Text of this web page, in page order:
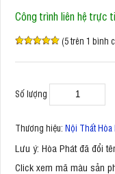
Công trình liên hệ trực
(5 trên 1 bình
Số lượng
Thương hiệu: Nội Thất Hòa
Lưu ý: Hòa Phát đã đổi
Click xem mã màu sản